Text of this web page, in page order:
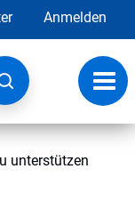
Anmelden
unterstützen